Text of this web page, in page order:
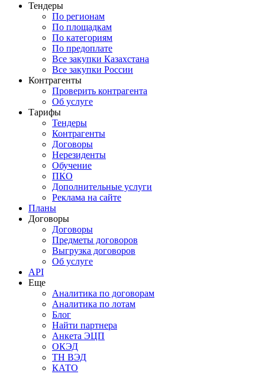
Тендеры
По регионам
По площадкам
По категориям
По предоплате
Все закупки Казахстана
Все закупки России
Контрагенты
Проверить контрагента
Об услуге
Тарифы
Тендеры
Контрагенты
Договоры
Нерезиденты
Обучение
ПКО
Дополнительные услуги
Реклама на сайте
Планы
Договоры
Договоры
Предметы договоров
Выгрузка договоров
Об услуге
API
Еще
Аналитика по договорам
Аналитика по лотам
Блог
Найти партнера
Анкета ЭЦП
ОКЭД
ТН ВЭД
КАТО